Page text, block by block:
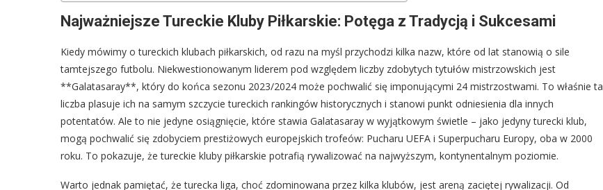
Najważniejsze Tureckie Kluby Piłkarskie: Potęga z Tradycją i Sukcesami
Kiedy mówimy o tureckich klubach piłkarskich, od razu na myśl przychodzi kilka nazw, które od lat stanowią o sile
tamtejszego futbolu. Niekwestionowanym liderem pod względem liczby zdobytych tytułów mistrzowskich jest
**Galatasaray**, który do końca sezonu 2023/2024 może pochwalić się imponującymi 24 mistrzostwami. To właśnie ta
liczba plasuje ich na samym szczycie tureckich rankingów historycznych i stanowi punkt odniesienia dla innych
potentatów. Ale to nie jedyne osiągnięcie, które stawia Galatasaray w wyjątkowym świetle – jako jedyny turecki klub,
mogą pochwalić się zdobyciem prestiżowych europejskich trofeów: Pucharu UEFA i Superpucharu Europy, oba w 2000
roku. To pokazuje, że tureckie kluby piłkarskie potrafią rywalizować na najwyższym, kontynentalnym poziomie.
Warto jednak pamiętać, że turecka liga, choć zdominowana przez kilka klubów, jest areną zaciętej rywalizacji. Od